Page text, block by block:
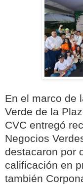
En el marco de
Verde de la
CVC entregó
Negocios
destacaron por
calificación en
también